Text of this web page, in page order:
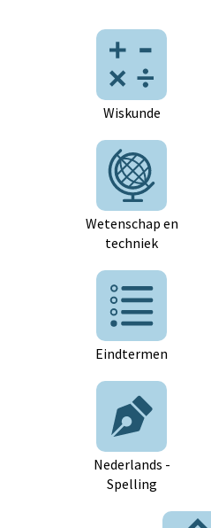
Wiskunde
Wetenschap en
techniek
Eindtermen
Nederlands -
Spelling